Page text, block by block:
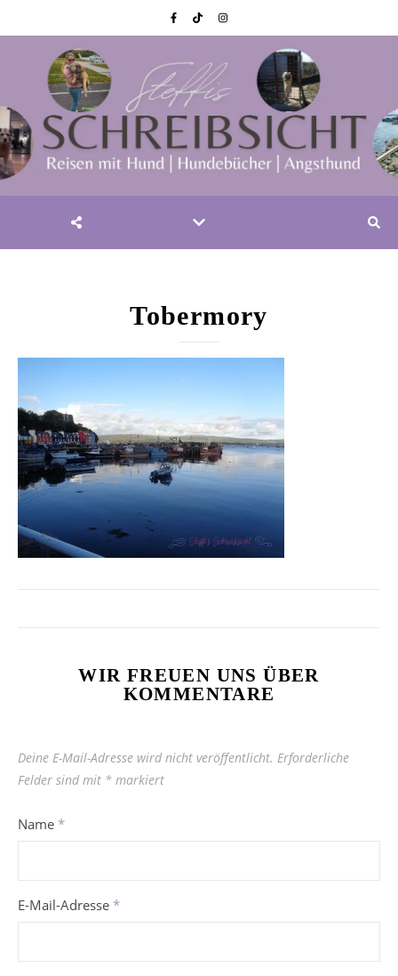
Tobermory
WIR FREUEN UNS ÜBER
KOMMENTARE
Deine E-Mail-Adresse wird nicht veröffentlicht. Erforderliche
Felder sind mit * markiert
Name *
E-Mail-Adresse *